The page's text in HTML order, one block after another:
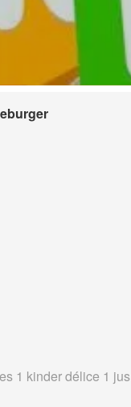
1 kinder délice 1 jus